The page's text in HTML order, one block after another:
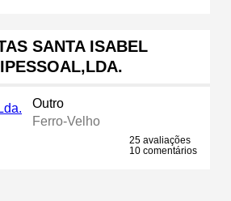
SANTA ISABEL
Outro
Ferro-Velho
25 avaliações
10 comentários